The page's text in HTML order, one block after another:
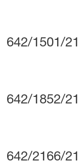
642/1501/21
642/1852/21
642/2166/21